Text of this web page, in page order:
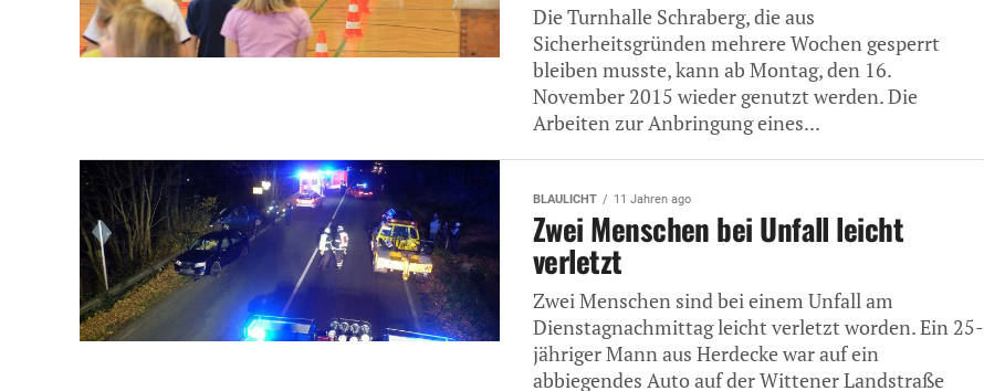
Die Turnhalle Schraberg, die aus
Sicherheitsgründen mehrere Wochen gesperrt
bleiben musste, kann ab Montag, den 16.
November 2015 wieder genutzt werden. Die
Arbeiten zur Anbringung eines...
BLAULICHT 11 Jahren ago
Zwei Menschen bei Unfall leicht
verletzt
Zwei Menschen sind bei einem Unfall am
Dienstagnachmittag leicht verletzt worden. Ein 25-
jähriger Mann aus Herdecke war auf ein
abbiegendes Auto auf der Wittener Landstraße